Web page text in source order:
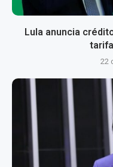
Lula anuncia
22